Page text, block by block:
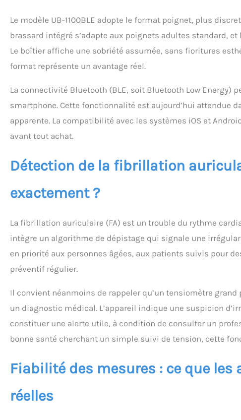
Le modèle UB-1100BLE adopte le format poignet, plus
brassard intégré s’adapte aux poignets adultes standard,
Le boîtier affiche une sobriété assumée, sans fioritures
format représente un avantage réel.
La connectivité Bluetooth (BLE, soit Bluetooth Low
smartphone. Cette fonctionnalité est aujourd’hui attendue
apparente. La compatibilité avec les systèmes iOS et
avant tout achat.
Détection de la fibrillation
exactement ?
La fibrillation auriculaire (FA) est un trouble du rythme
intègre un algorithme de dépistage qui signale une
en priorité aux personnes âgées, aux patients suivis pour
préventif régulier.
Il convient néanmoins de rappeler qu’un tensiomètre
un diagnostic médical. L’appareil indique une suspicion
constituer une alerte utile, à condition de consulter un
bonne santé cherchant un simple suivi de tension, cette
Fiabilité des mesures : ce que
réelles